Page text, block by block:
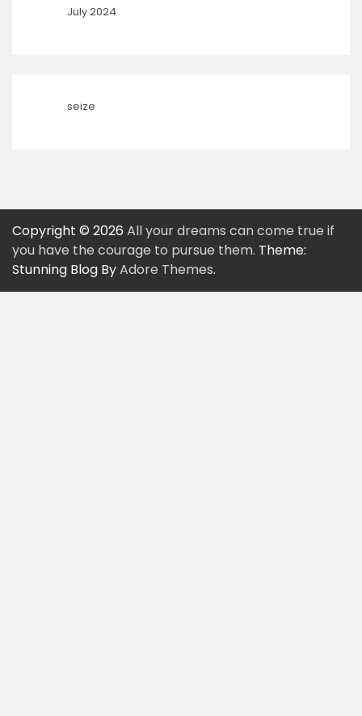
July 2024
seize
Copyright © 2026 All your dreams can come true if
you have the courage to pursue them. Theme:
Stunning Blog ByAdore Themes.